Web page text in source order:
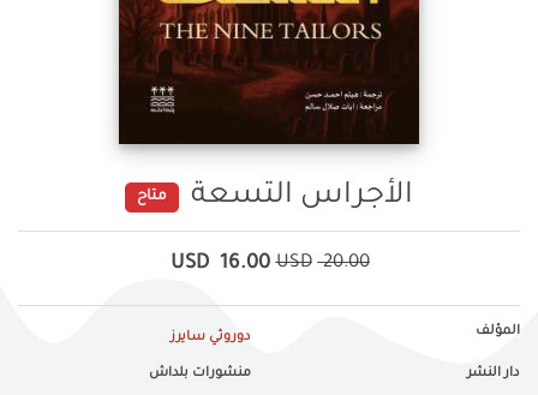
الأجراس التسعة متاح
20.00
USD
16.00
USD
المؤلف دوروثي سايرز
دار النشر منشورات بلداش